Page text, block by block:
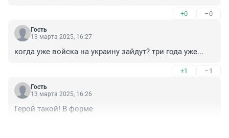
+0 –0
Гость
13 марта 2025, 16:27
когда уже войска на украину зайдут? три года уже...
+1 –1
Гость
13 марта 2025, 16:26
Герой такой! В форме